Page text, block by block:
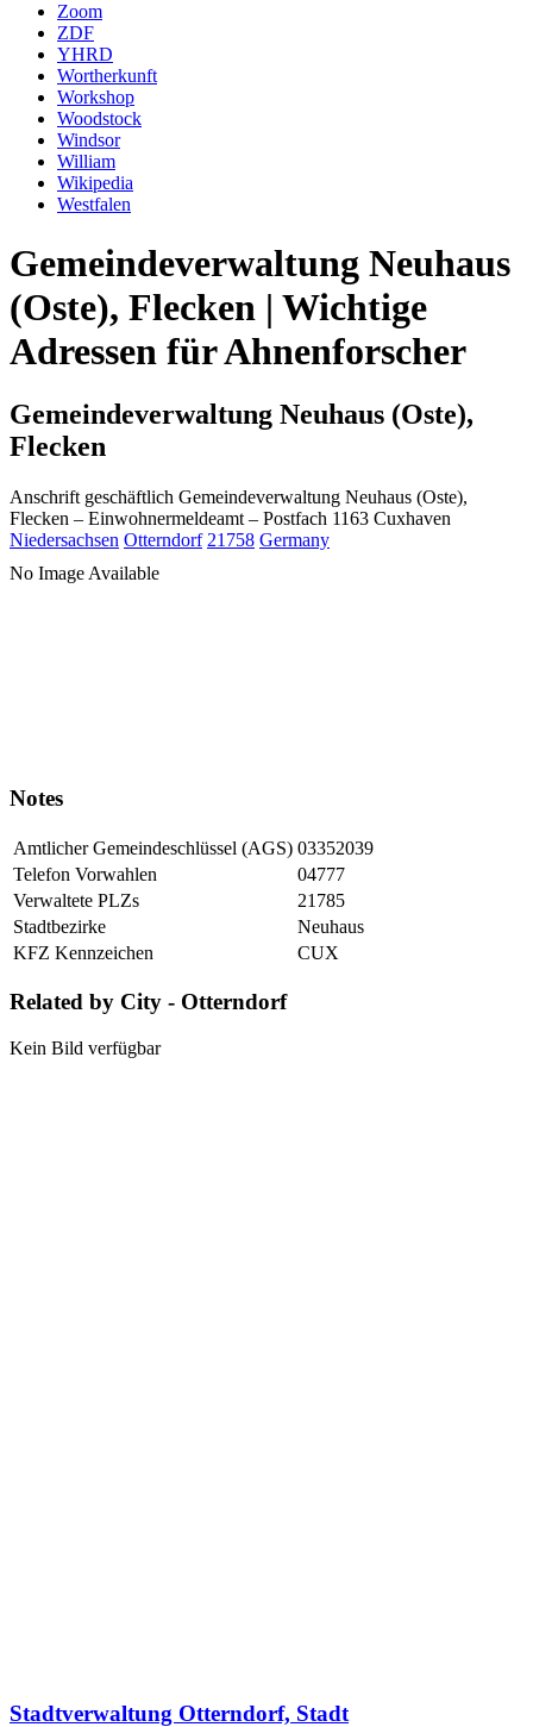
Zoom
ZDF
YHRD
Wortherkunft
Workshop
Woodstock
Windsor
William
Wikipedia
Westfalen
Gemeindeverwaltung Neuhaus
(Oste), Flecken | Wichtige
Adressen für Ahnenforscher
Gemeindeverwaltung Neuhaus (Oste),
Flecken
Anschrift geschäftlich Gemeindeverwaltung Neuhaus (Oste),
Flecken – Einwohnermeldeamt – Postfach 1163 Cuxhaven
Niedersachsen Otterndorf 21758 Germany
No Image Available
Notes
Amtlicher Gemeindeschlüssel (AGS) 03352039
Telefon Vorwahlen
04777
Verwaltete PLZs
21785
Stadtbezirke
Neuhaus
KFZ Kennzeichen
CUX
Related by City - Otterndorf
Kein Bild verfügbar
Stadtverwaltung Otterndorf, Stadt